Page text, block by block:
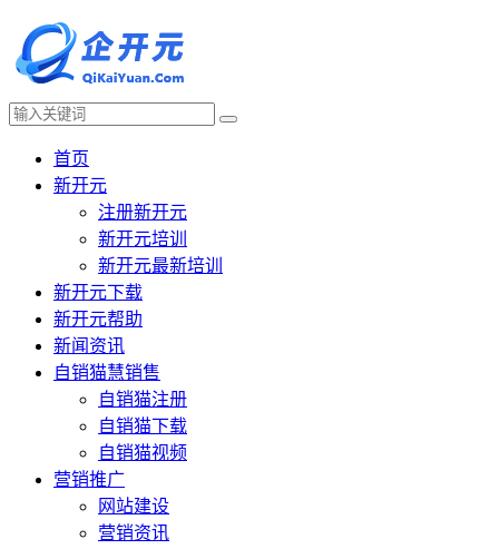
首页
新开元
注册新开元
新开元培训
新开元最新培训
新开元下载
新开元帮助
新闻资讯
自销猫慧销售
自销猫注册
自销猫下载
自销猫视频
营销推广
网站建设
营销资讯